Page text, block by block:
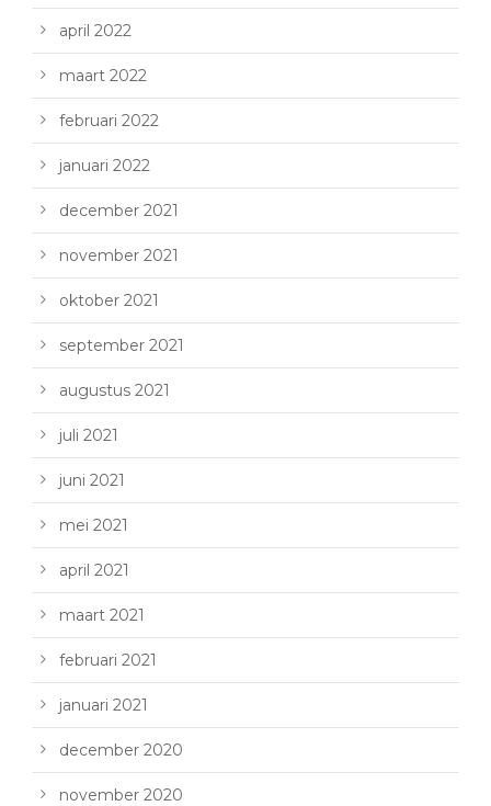
april 2022
maart 2022
februari 2022
januari 2022
december 2021
november 2021
oktober 2021
september 2021
augustus 2021
juli 2021
juni 2021
mei 2021
april 2021
maart 2021
februari 2021
januari 2021
december 2020
november 2020